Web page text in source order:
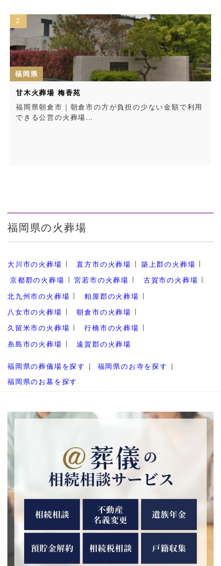
額で利用
3
福岡県
北九州市立西部斎場
福岡県北九州市｜北九州市が運営管理する公
場…
福岡県の火葬場
大川市の火葬場 直方市の火葬場
築上郡の火葬場
京都郡の火葬場
宮若市の火葬場
古賀市の火葬場
北九州市の火葬場
粕屋郡の火葬場
八女市の火葬場
朝倉市の火葬場
久留米市の火葬場
行橋市の火葬場
糸島市の火葬場
遠賀郡の火葬場
福岡県の葬儀場を探す
福岡県のお寺を探す
福岡県のお墓を探す